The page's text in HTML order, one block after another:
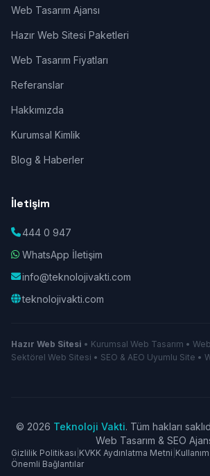
Web Tasarım Ajansı
Hazır Web Sitesi Paketleri
Web Tasarım Fiyatları
Referanslar
Hakkımızda
Kurumsal Kimlik
Blog & Haberler
İletişim
444 0 947
WhatsApp İletişim
info@teknolojivakti.com
teknolojivakti.com
Hazır Web Sitesi • Kurumsal Web Tasarım •
Sektörel Web Sitesi • SEO & AEO Uyumlu Site •
© 2026 Teknoloji Vakti. Tüm hakları
Web Tasarım & SEO
Gizlilik Politikası KVKK Aydınlatma Metni
Önemli Bağlantılar